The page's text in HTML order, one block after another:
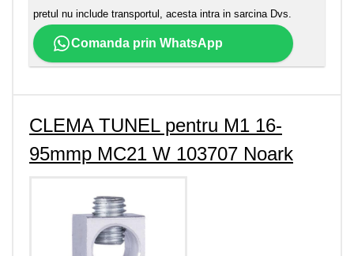
pretul nu include transportul, acesta intra in sarcina Dvs.
Comanda prin WhatsApp
CLEMA TUNEL pentru M1 16-
95mmp MC21 W 103707 Noark